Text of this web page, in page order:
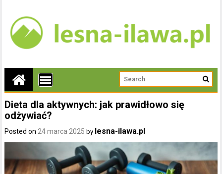
Dieta dla aktywnych: jak prawidłowo się
odżywiać?
Posted on 24 marca 2025 by lesna-ilawa.pl